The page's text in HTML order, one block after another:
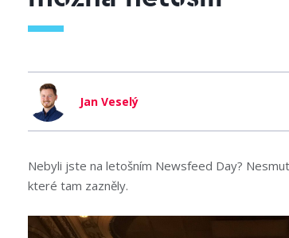
Jan Veselý
Nebyli jste na letošním Newsfeed Day?
které tam zazněly.